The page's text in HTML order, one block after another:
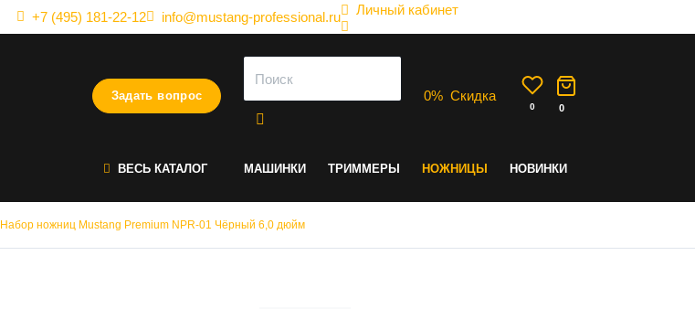
+7 (495) 181-22-12 info@mustang-professional.ru Личный кабинет
Задать вопрос 0% Скидка
0 0
ВЕСЬ КАТАЛОГ МАШИНКИ ТРИММЕРЫ НОЖНИЦЫ НОВИНКИ
Набор ножниц Mustang Premium NPR-01 Чёрный 6,0 дюйм